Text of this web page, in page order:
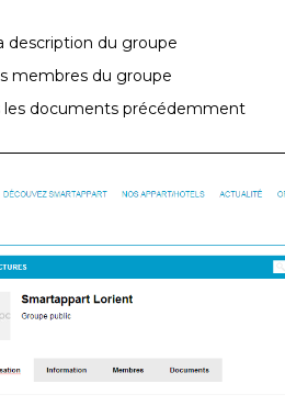
description du groupe
membres du groupe
documents précédemment